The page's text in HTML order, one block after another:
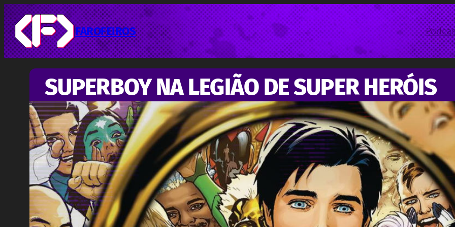
Pular
para
o
conteúdo
FAROFEIROS
SUPERBOY NA LEGIÃO DE SUPER HERÓIS